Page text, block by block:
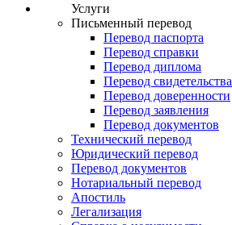
Услуги
Письменный перевод
Перевод паспорта
Перевод справки
Перевод диплома
Перевод свидетельства
Перевод доверенности
Перевод заявления
Перевод документов
Технический перевод
Юридический перевод
Перевод документов
Нотариальный перевод
Апостиль
Легализация